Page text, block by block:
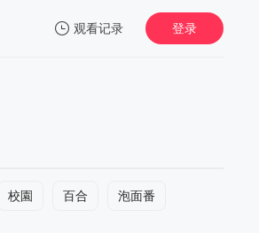
观看记录 登录
校園 百合 泡面番